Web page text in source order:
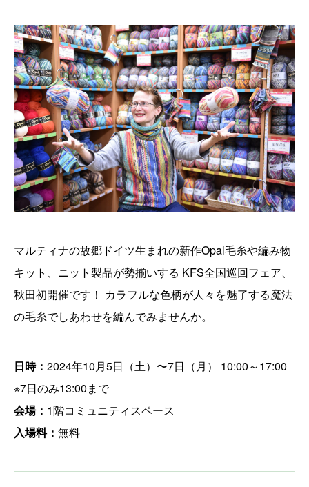
マルティナの故郷ドイツ生まれの新作Opal毛糸や編み物
キット、ニット製品が勢揃いする KFS全国巡回フェア、
秋田初開催です！ カラフルな色柄が人々を魅了する魔法
の毛糸でしあわせを編んでみませんか。
日時： 2024年10月5日（土）〜7日（月） 10:00～17:00
※7日のみ13:00まで
会場： 1階コミュニティスペース
入場料： 無料